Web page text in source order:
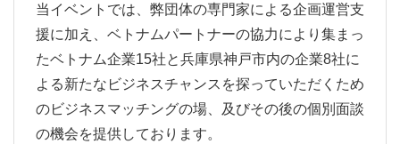
当イベントでは、弊団体の専門家による企画運営支
援に加え、ベトナムパートナーの協力により集まっ
たベトナム企業15社と兵庫県神戸市内の企業8社に
よる新たなビジネスチャンスを探っていただくため
のビジネスマッチングの場、及びその後の個別面談
の機会を提供しております。